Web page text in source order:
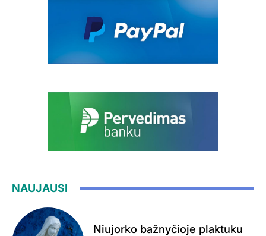
NAUJAUSI
Niujorko bažnyčioje plaktuku